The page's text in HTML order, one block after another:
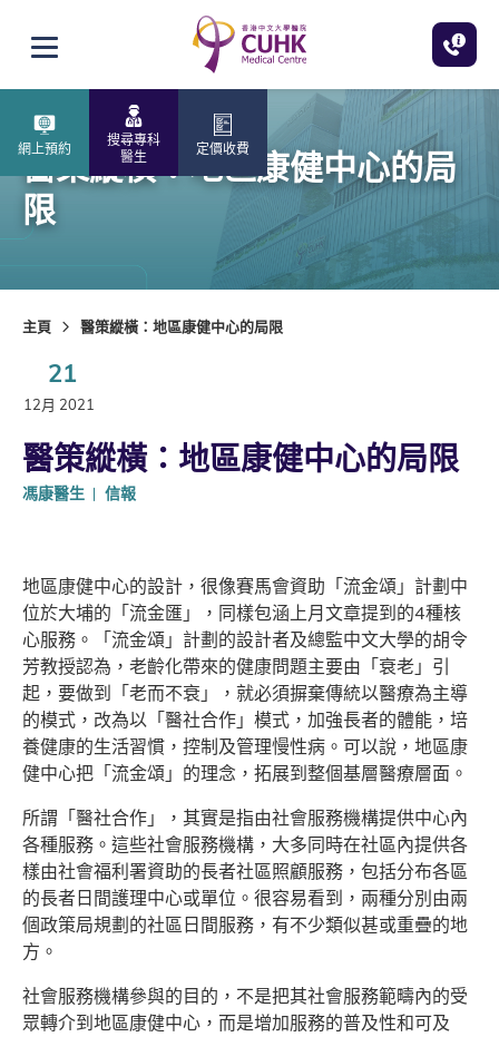
打開選單
網上預約
搜尋專科
醫生
定價收費
醫策縱橫：地區康健中心的局
限
主頁 醫策縱橫：地區康健中心的局限
21
12月 2021
醫策縱橫：地區康健中心的局限
馮康醫生 信報
地區康健中心的設計，很像賽馬會資助「流金頌」計劃中
位於大埔的「流金匯」，同樣包涵上月文章提到的4種核
心服務。「流金頌」計劃的設計者及總監中文大學的胡令
芳教授認為，老齡化帶來的健康問題主要由「衰老」引
起，要做到「老而不衰」，就必須摒棄傳統以醫療為主導
的模式，改為以「醫社合作」模式，加強長者的體能，培
養健康的生活習慣，控制及管理慢性病。可以說，地區康
健中心把「流金頌」的理念，拓展到整個基層醫療層面。
所謂「醫社合作」，其實是指由社會服務機構提供中心內
各種服務。這些社會服務機構，大多同時在社區內提供各
樣由社會福利署資助的長者社區照顧服務，包括分布各區
的長者日間護理中心或單位。很容易看到，兩種分別由兩
個政策局規劃的社區日間服務，有不少類似甚或重疊的地
方。
社會服務機構參與的目的，不是把其社會服務範疇內的受
眾轉介到地區康健中心，而是增加服務的普及性和可及